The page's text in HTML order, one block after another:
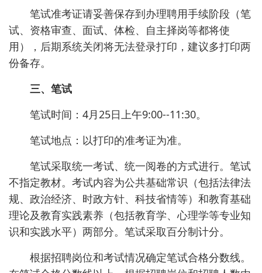
笔试准考证请妥善保存到办理聘用手续阶段（笔
试、资格审查、面试、体检、自主择岗等都将使
用），后期系统关闭将无法登录打印，建议多打印两
份备存。
三、笔试
笔试时间：4月25日上午9:00--11:30。
笔试地点：以打印的准考证为准。
笔试采取统一考试、统一阅卷的方式进行。笔试
不指定教材。考试内容为公共基础常识（包括法律法
规、政治经济、时政方针、科技省情等）和教育基础
理论及教育实践素养（包括教育学、心理学等专业知
识和实践水平）两部分。笔试采取百分制计分。
根据招聘岗位和考试情况确定笔试合格分数线。